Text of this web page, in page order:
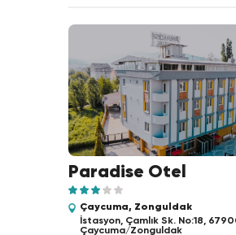
Paradise Otel
Çaycuma, Zonguldak
İstasyon, Çamlık Sk. No:18,
Çaycuma/Zonguldak